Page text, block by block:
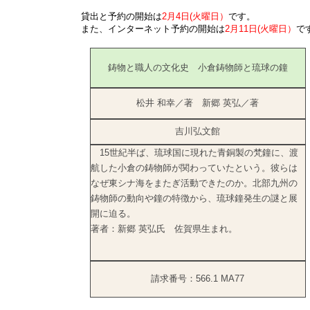
貸出と予約の開始は2月4日(火曜日） です。
また、インターネット予約の開始は2月11日(火曜日） で
鋳物と職人の文化史 小倉鋳物師と琉球の鐘
松井 和幸／著 新郷 英弘／著
吉川弘文館
15世紀半ば、琉球国に現れた青銅製の梵鐘に、渡
航した小倉の鋳物師が関わっていたという。彼らは
なぜ東シナ海をまたぎ活動できたのか。北部九州の
鋳物師の動向や鐘の特徴から、琉球鐘発生の謎と展
開に迫る。
著者：新郷 英弘氏 佐賀県生まれ。
請求番号：566.1 MA77